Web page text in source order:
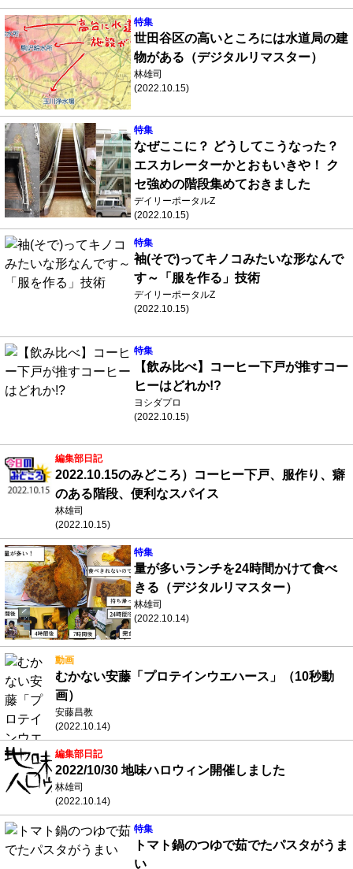
特集
世田谷区の高いところには水道局の建
物がある（デジタルリマスター）
林雄司
(2022.10.15)
特集
なぜここに？ どうしてこうなった？
エスカレーターかとおもいきや！ ク
セ強めの階段集めておきました
デイリーポータルZ
(2022.10.15)
特集
袖(そで)ってキノコみたいな形なんで
す～「服を作る」技術
デイリーポータルZ
(2022.10.15)
特集
【飲み比べ】コーヒー下戸が推すコー
ヒーはどれか!?
ヨシダプロ
(2022.10.15)
編集部日記
2022.10.15のみどころ）コーヒー下戸、服作り、癖
のある階段、便利なスパイス
林雄司
(2022.10.15)
特集
量が多いランチを24時間かけて食べ
きる（デジタルリマスター）
林雄司
(2022.10.14)
動画
むかない安藤「プロテインウエハース」（10秒動
画）
安藤昌教
(2022.10.14)
編集部日記
2022/10/30 地味ハロウィン開催しました
林雄司
(2022.10.14)
特集
トマト鍋のつゆで茹でたパスタがうま
い